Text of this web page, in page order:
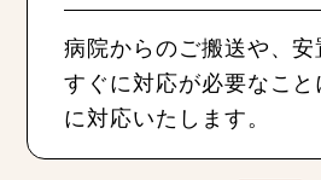
病院からのご搬送や、安
すぐに対応が必要なこ
に対応いたします。